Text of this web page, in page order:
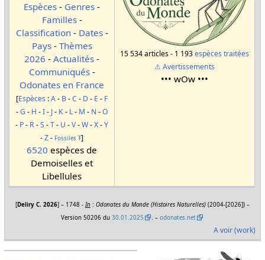
Espèces - Genres -
Familles-
Classification- Dates-
Pays- Thèmes
2026 -Actualités -
Communiqués-
Odonates en France
[Espèces :A- B-C- D - E - F
-G - H -I- J- K- L- M - N -O
- P- R-S -T- U -V-W-X-Y
-Z- Fossiles Ŧ]
6520 espèces de
Demoiselles et
Libellules
15 534 articles - 1 193espèces traitées
⚠ Avertissements
••• wOw •••
[Deliry C. 2026] – 1748 - In : Odonates du Monde (Histoires Naturelles)(2004-[2026]) –
Version 50206 du30.01.2025 . –odonates.net
A voir (work)